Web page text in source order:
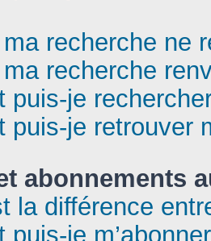
recherche ne
recherche
puis-je
puis-je retrouver
abonnements
la différence
puis-je